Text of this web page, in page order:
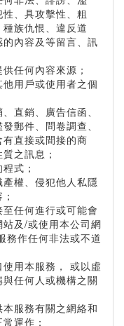
、具攻擊性、粗
族仇恨、違反道
內容及等留言、訊
任何內容來源；
用戶或使用者之個
直銷、廣告信函、
郵件、問卷調查、
直接或間接的商
之訊息；
式；
權、侵犯他人私隱
任何進行或可能會
及/或使用本公司網
務作任何非法或不道
用本服務， 或以虛
任何人或機構之關
服務有關之網絡和
運作；